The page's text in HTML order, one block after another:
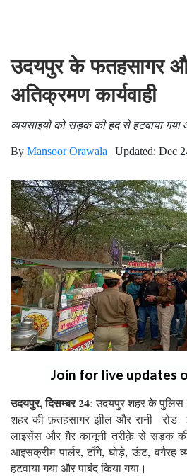
उदयपुर के फतहसागर
अतिक्रमण कार्यवाही
व्ययसाइयों को सड़क की हद से हटवाया गया
By Mansoor Orawala | Updated: Dec
Join for live updates
उदयपुर, दिसम्बर 24: उदयपुर शहर के पुलिस
शहर की फ़तहसागर झील और रानी रोड
लाइसेंस और ग़ैर कानूनी तरीक़े से सड़क
आइसक्रीम पार्लर, टाँगे, घोड़े, ऊंट, वगैरह
हटवाया गया और पाबंद किया गया।